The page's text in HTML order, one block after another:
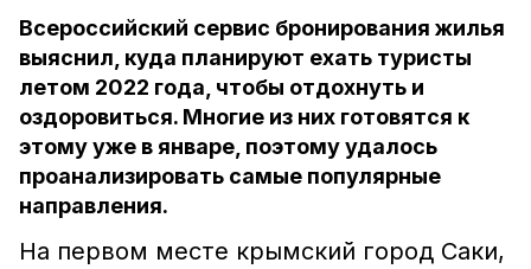
Всероссийский сервис бронирования жилья
выяснил, куда планируют ехать туристы
летом 2022 года, чтобы отдохнуть и
оздоровиться. Многие из них готовятся к
этому уже в январе, поэтому удалось
проанализировать самые популярные
направления.
На первом месте крымский город Саки,